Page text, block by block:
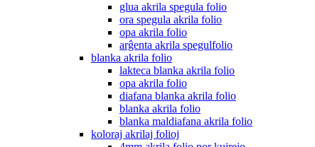
glua akrila spegula folio
ora spegula akrila folio
opa akrila folio
arĝenta akrila spegulfolio
blanka akrila folio
lakteca blanka akrila folio
opa akrila folio
diafana blanka akrila folio
blanka akrila folio
blanka maldiafana akrila folio
koloraj akrilaj folioj